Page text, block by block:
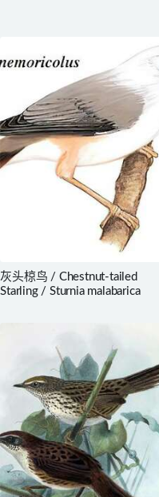
灰头椋鸟 / Chestnut-tailed
Starling / Sturnia malabarica